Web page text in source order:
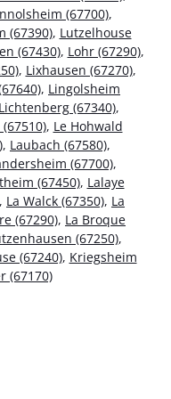
(67700),
(67390), Lutzelhouse
(67430), Lohr (67290),
, Lixhausen (67270),
, Lingolsheim
Lichtenberg (67340),
, Le Hohwald
, Laubach (67580),
(67700),
(67450), Lalaye
, La Walck (67350), La
(67290), La Broque
(67250),
(67240), Kriegsheim
(67170)